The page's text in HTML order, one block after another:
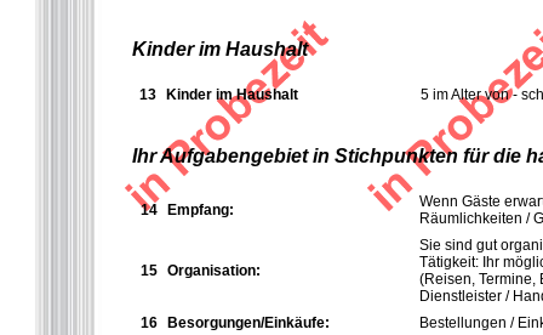
Kinder im Haushalt
13 Kinder im Haushalt 5 im Alter von -
Ihr Aufgabengebiet in Stichpunkten für die
14 Empfang:
Wenn Gäste
Räumlichkeiten /
15 Organisation:
Sie sind gut
Tätigkeit: Ihr
(Reisen, Termine,
Dienstleister /
16
Besorgungen/Einkäufe: Bestellungen /